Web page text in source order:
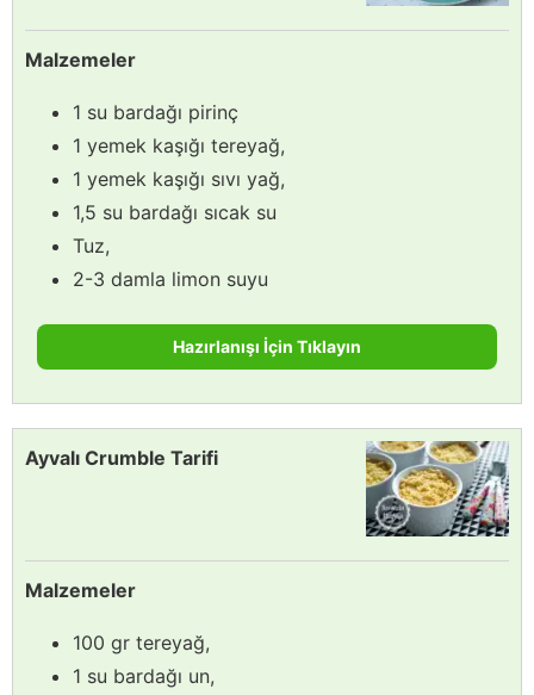
Malzemeler
1 su bardağı pirinç
1 yemek kaşığı tereyağ,
1 yemek kaşığı sıvı yağ,
1,5 su bardağı sıcak su
Tuz,
2-3 damla limon suyu
Hazırlanışı İçin Tıklayın
Ayvalı Crumble Tarifi
Malzemeler
100 gr tereyağ,
1 su bardağı un,